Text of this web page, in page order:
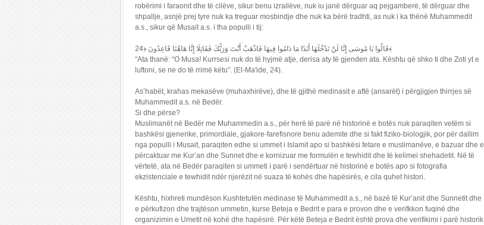
robërimi i faraonit dhe të cilëve, sikur benu izrailëve, nuk iu janë dërguar aq pejgamberë, të dërguar dhe
shpallje, asnjë prej tyre nuk ka treguar mosbindje dhe nuk ka bërë tradhti, as nuk i ka thënë Muhammedit
a.s., sikur që Musait a.s. i tha populli i tij:
قَالُوا يَا مُوسَى إِنَّا لَنْ نَدْخُلَهَا أَبَدًا مَا دَامُوا فِيهَا فَاذْهَبْ أَنْتَ وَرَبُّكَ فَقَاتِلَا إِنَّا هَاهُنَا قَاعِدُونَ ﴿24﴾
“Ata thanë: “O Musa! Kurrsesi nuk do të hyjmë atje, derisa aty të gjenden ata. Kështu që shko ti dhe Zoti yt e
luftoni, se ne do të rrimë këtu”. (El-Ma'ide, 24).
As’habët, krahas mekasëve (muhaxhirëve), dhe të gjithë medinasit e aftë (ansarët) i përgjigjen thirrjes së
Muhammedit a.s. në Bedër.
Si dhe përse?
Muslimanët në Bedër me Muhammedin a.s., për herë të parë në historinë e botës nuk paraqiten vetëm si
bashkësi gjenerike, primordiale, gjakore-farefisnore benu ademite dhe si fakt fiziko-biologjik, por për dallim
nga populli i Musait, paraqiten edhe si ummet i Islamit apo si bashkësi fetare e muslimanëve, e bazuar dhe e
përcaktuar me Kur’an dhe Sunnet dhe e kornizuar me formulën e tewhidit dhe të kelimei shehadetit. Në të
vërtetë, ata në Bedër paraqiten si ummeti i parë i sendërtuar në historinë e botës apo si fotografia
ekzistenciale e tewhidit ndër njerëzit në suaza të kohës dhe hapësirës, e cila quhet histori.
Kështu, hixhreti mundëson Kushtetutën medinase të Muhammedit a.s., në bazë të Kur’anit dhe Sunnetit dhe
e përkufizon dhe trajtëson ummetin, kurse Beteja e Bedrit e para e provon dhe e verifkkon fuqinë dhe
organizimin e Umetit në kohë dhe hapësirë. Për këtë Beteja e Bedrit është prova dhe verifikimi i parë historik